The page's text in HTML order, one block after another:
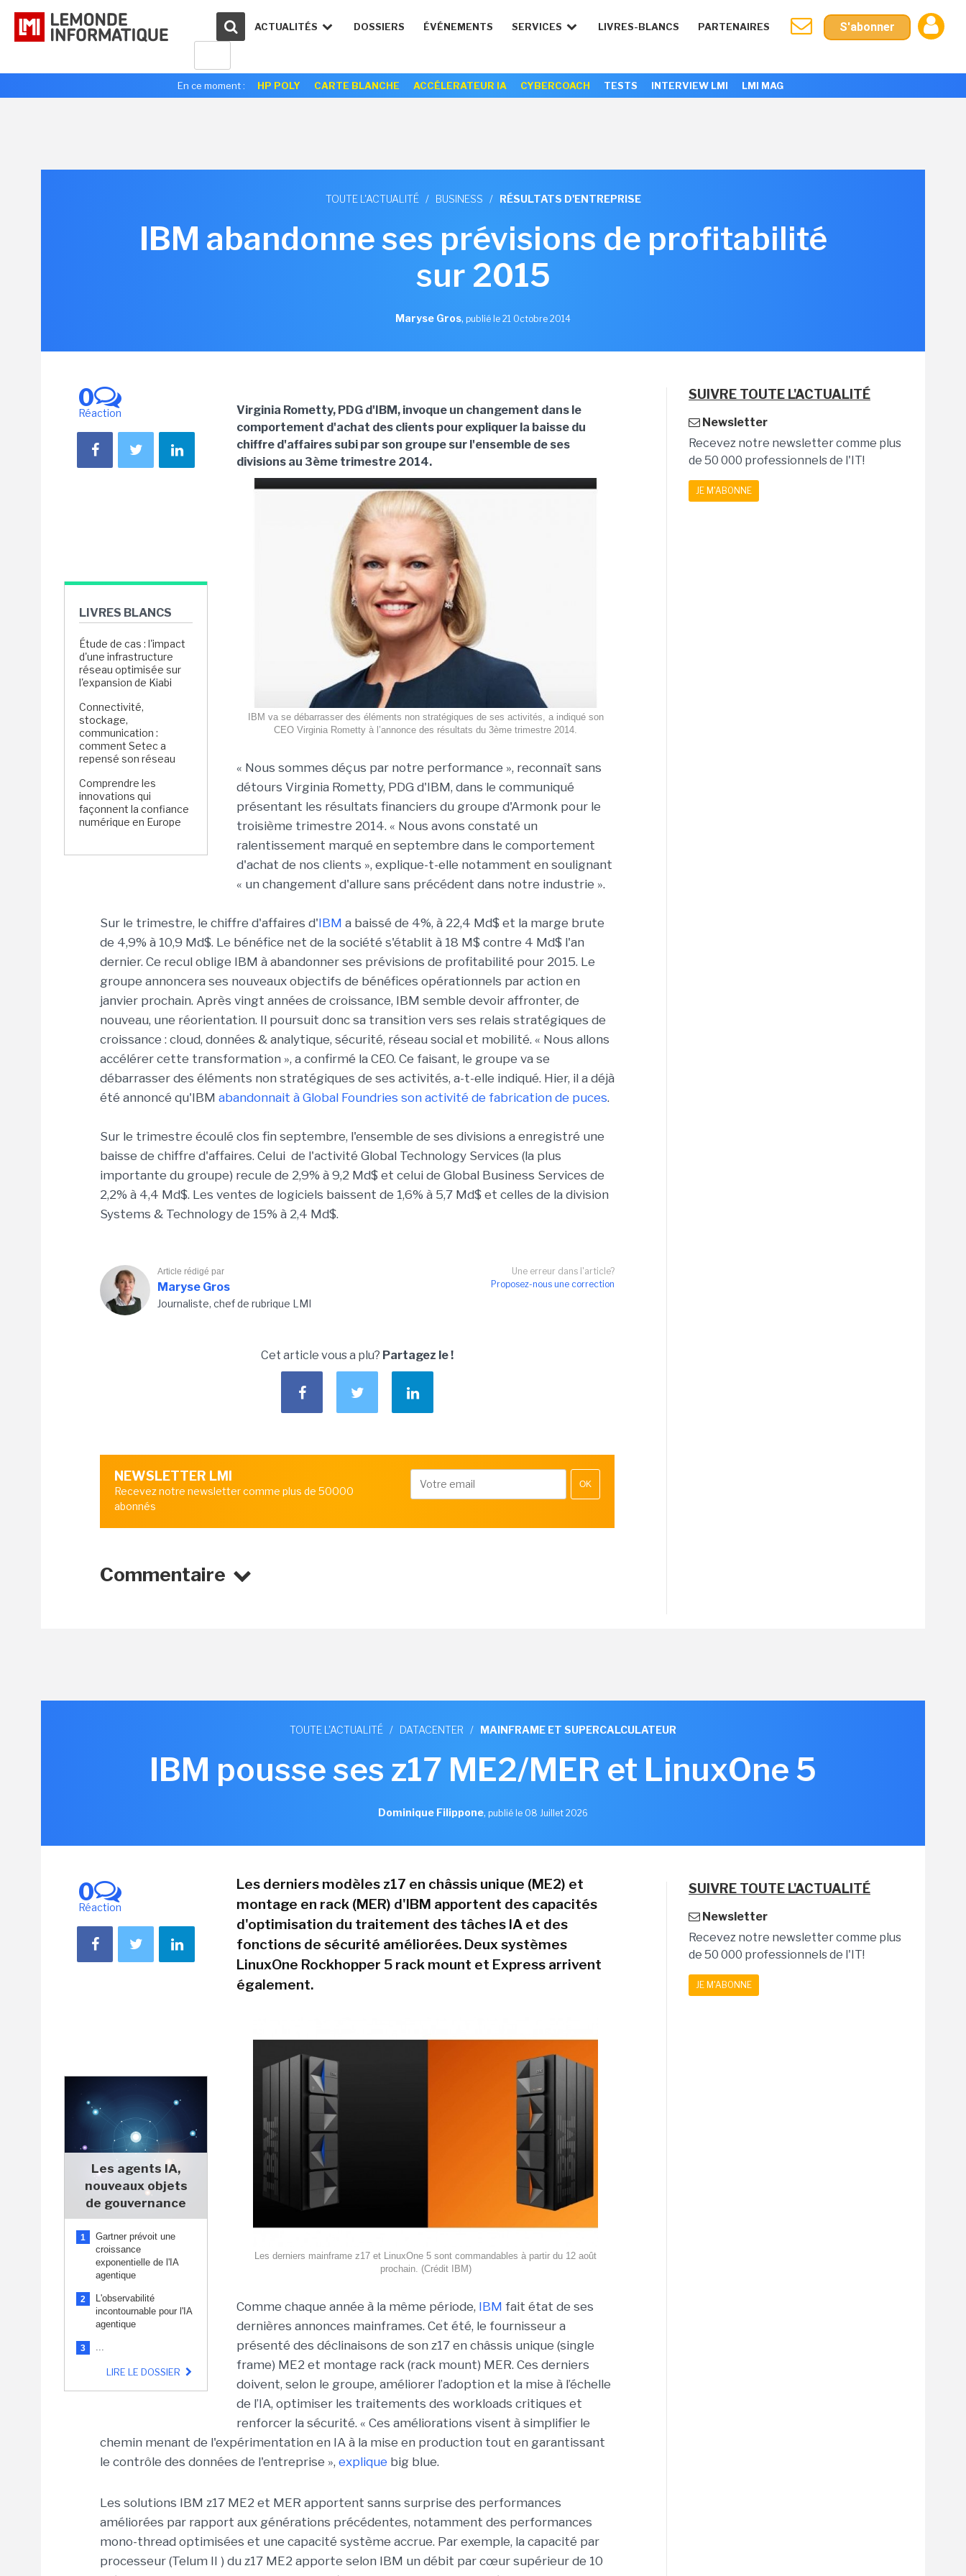
ACTUALITÉS DOSSIERS ÉVÉNEMENTS SERVICES LIVRES-BLANCS PARTENAIRES S'abonner
En ce moment : HP POLY CARTE BLANCHE ACCÉLERATEUR IA CYBERCOACH TESTS INTERVIEW LMI LMI MAG
TOUTE L'ACTUALITÉ / BUSINESS / RÉSULTATS D'ENTREPRISE
IBM abandonne ses prévisions de profitabilité
sur 2015
Maryse Gros, publié le 21 Octobre 2014
0
Réaction
LIVRES BLANCS
Étude de cas : l'impact
d'une infrastructure
réseau optimisée sur
l'expansion de Kiabi
Connectivité,
stockage,
communication :
comment Setec a
repensé son réseau
Comprendre les
innovations qui
façonnent la confiance
numérique en Europe
Virginia Rometty, PDG d'IBM, invoque un changement dans le
comportement d'achat des clients pour expliquer la baisse du
chiffre d'affaires subi par son groupe sur l'ensemble de ses
divisions au 3ème trimestre 2014.
IBM va se débarrasser des éléments non stratégiques de ses activités, a indiqué son
CEO Virginia Rometty à l’annonce des résultats du 3ème trimestre 2014.
« Nous sommes déçus par notre performance », reconnaît sans
détours Virginia Rometty, PDG d'IBM, dans le communiqué
présentant les résultats financiers du groupe d'Armonk pour le
troisième trimestre 2014. « Nous avons constaté un
ralentissement marqué en septembre dans le comportement
d'achat de nos clients », explique-t-elle notamment en soulignant
« un changement d'allure sans précédent dans notre industrie ».
Sur le trimestre, le chiffre d'affaires d'IBM a baissé de 4%, à 22,4 Md$ et la marge brute
de 4,9% à 10,9 Md$. Le bénéfice net de la société s'établit à 18 M$ contre 4 Md$ l'an
dernier. Ce recul oblige IBM à abandonner ses prévisions de profitabilité pour 2015. Le
groupe annoncera ses nouveaux objectifs de bénéfices opérationnels par action en
janvier prochain. Après vingt années de croissance, IBM semble devoir affronter, de
nouveau, une réorientation. Il poursuit donc sa transition vers ses relais stratégiques de
croissance : cloud, données & analytique, sécurité, réseau social et mobilité. « Nous allons
accélérer cette transformation », a confirmé la CEO. Ce faisant, le groupe va se
débarrasser des éléments non stratégiques de ses activités, a-t-elle indiqué. Hier, il a déjà
été annoncé qu'IBM abandonnait à Global Foundries son activité de fabrication de puces.
Sur le trimestre écoulé clos fin septembre, l'ensemble de ses divisions a enregistré une
baisse de chiffre d'affaires. Celui de l'activité Global Technology Services (la plus
importante du groupe) recule de 2,9% à 9,2 Md$ et celui de Global Business Services de
2,2% à 4,4 Md$. Les ventes de logiciels baissent de 1,6% à 5,7 Md$ et celles de la division
Systems & Technology de 15% à 2,4 Md$.
Une erreur dans l'article?
Proposez-nous une correction
Article rédigé par
Maryse Gros
Journaliste, chef de rubrique LMI
Cet article vous a plu? Partagez le !
NEWSLETTER LMI
Recevez notre newsletter comme plus de 50000
abonnés
OK
Commentaire
SUIVRE TOUTE L'ACTUALITÉ
Newsletter
Recevez notre newsletter comme plus
de 50 000 professionnels de l'IT!
JE M'ABONNE
TOUTE L'ACTUALITÉ / DATACENTER / MAINFRAME ET SUPERCALCULATEUR
IBM pousse ses z17 ME2/MER et LinuxOne 5
Dominique Filippone, publié le 08 Juillet 2026
0
Réaction
Les agents IA,
nouveaux objets
de gouvernance
1
Gartner prévoit une
croissance
exponentielle de l'IA
agentique
2
L'observabilité
incontournable pour l'IA
agentique
3 ...
LIRE LE DOSSIER
Les derniers modèles z17 en châssis unique (ME2) et
montage en rack (MER) d'IBM apportent des capacités
d'optimisation du traitement des tâches IA et des
fonctions de sécurité améliorées. Deux systèmes
LinuxOne Rockhopper 5 rack mount et Express arrivent
également.
Les derniers mainframe z17 et LinuxOne 5 sont commandables à partir du 12 août
prochain. (Crédit IBM)
Comme chaque année à la même période, IBM fait état de ses
dernières annonces mainframes. Cet été, le fournisseur a
présenté des déclinaisons de son z17 en châssis unique (single
frame) ME2 et montage rack (rack mount) MER. Ces derniers
doivent, selon le groupe, améliorer l’adoption et la mise à l’échelle
de l’IA, optimiser les traitements des workloads critiques et
renforcer la sécurité. « Ces améliorations visent à simplifier le
chemin menant de l'expérimentation en IA à la mise en production tout en garantissant
le contrôle des données de l'entreprise », explique big blue.
Les solutions IBM z17 ME2 et MER apportent sanns surprise des performances
améliorées par rapport aux générations précédentes, notamment des performances
mono-thread optimisées et une capacité système accrue. Par exemple, la capacité par
processeur (Telum II ) du z17 ME2 apporte selon IBM un débit par cœur supérieur de 10
SUIVRE TOUTE L'ACTUALITÉ
Newsletter
Recevez notre newsletter comme plus
de 50 000 professionnels de l'IT!
JE M'ABONNE